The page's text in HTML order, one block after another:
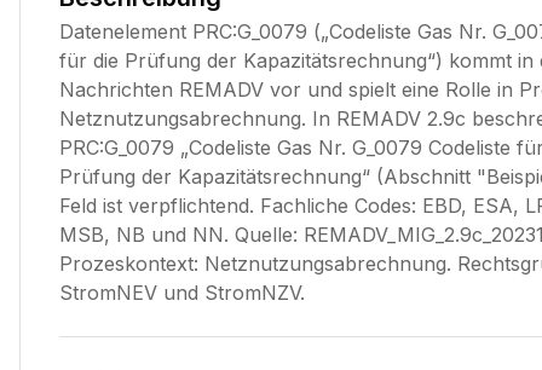
Datenelement PRC:G_0079 („Codeliste Gas Nr.
für die Prüfung der Kapazitätsrechnung“) kommt in
Nachrichten REMADV vor und spielt eine Rolle in
Netznutzungsabrechnung. In REMADV 2.9c
PRC:G_0079 „Codeliste Gas Nr. G_0079 Codeliste
Prüfung der Kapazitätsrechnung“ (Abschnitt
Feld ist verpflichtend. Fachliche Codes: EBD, ESA,
MSB, NB und NN. Quelle:
Prozeskontext: Netznutzungsabrechnung.
StromNEV und StromNZV.